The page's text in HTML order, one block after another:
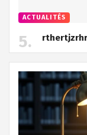
ACTUALITÉS